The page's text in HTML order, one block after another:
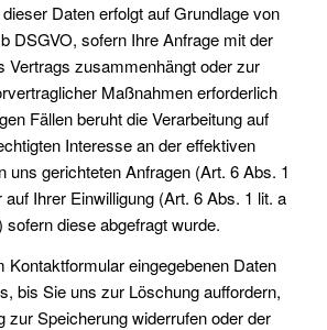
Daten erfolgt auf Grundlage von
DSGVO, sofern Ihre Anfrage mit der
Vertrags zusammenhängt oder zur
Maßnahmen erforderlich
Fällen beruht die Verarbeitung auf
Interesse an der effektiven
uns gerichteten Anfragen (Art. 6 Abs. 1
auf Ihrer Einwilligung (Art. 6 Abs. 1 lit. a
sofern diese abgefragt wurde.
Kontaktformular eingegebenen Daten
bis Sie uns zur Löschung auffordern,
zur Speicherung widerrufen oder der